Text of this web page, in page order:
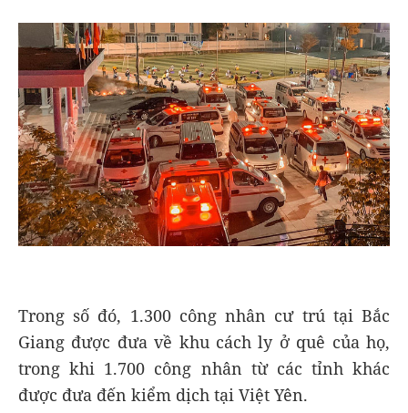
Trong số đó, 1.300 công nhân cư trú tại Bắc
Giang được đưa về khu cách ly ở quê của họ,
trong khi 1.700 công nhân từ các tỉnh khác
được đưa đến kiểm dịch tại Việt Yên.